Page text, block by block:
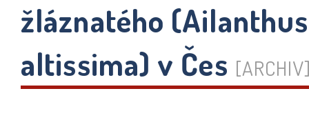
žláznatého (Ailanthus
altissima) v Čes